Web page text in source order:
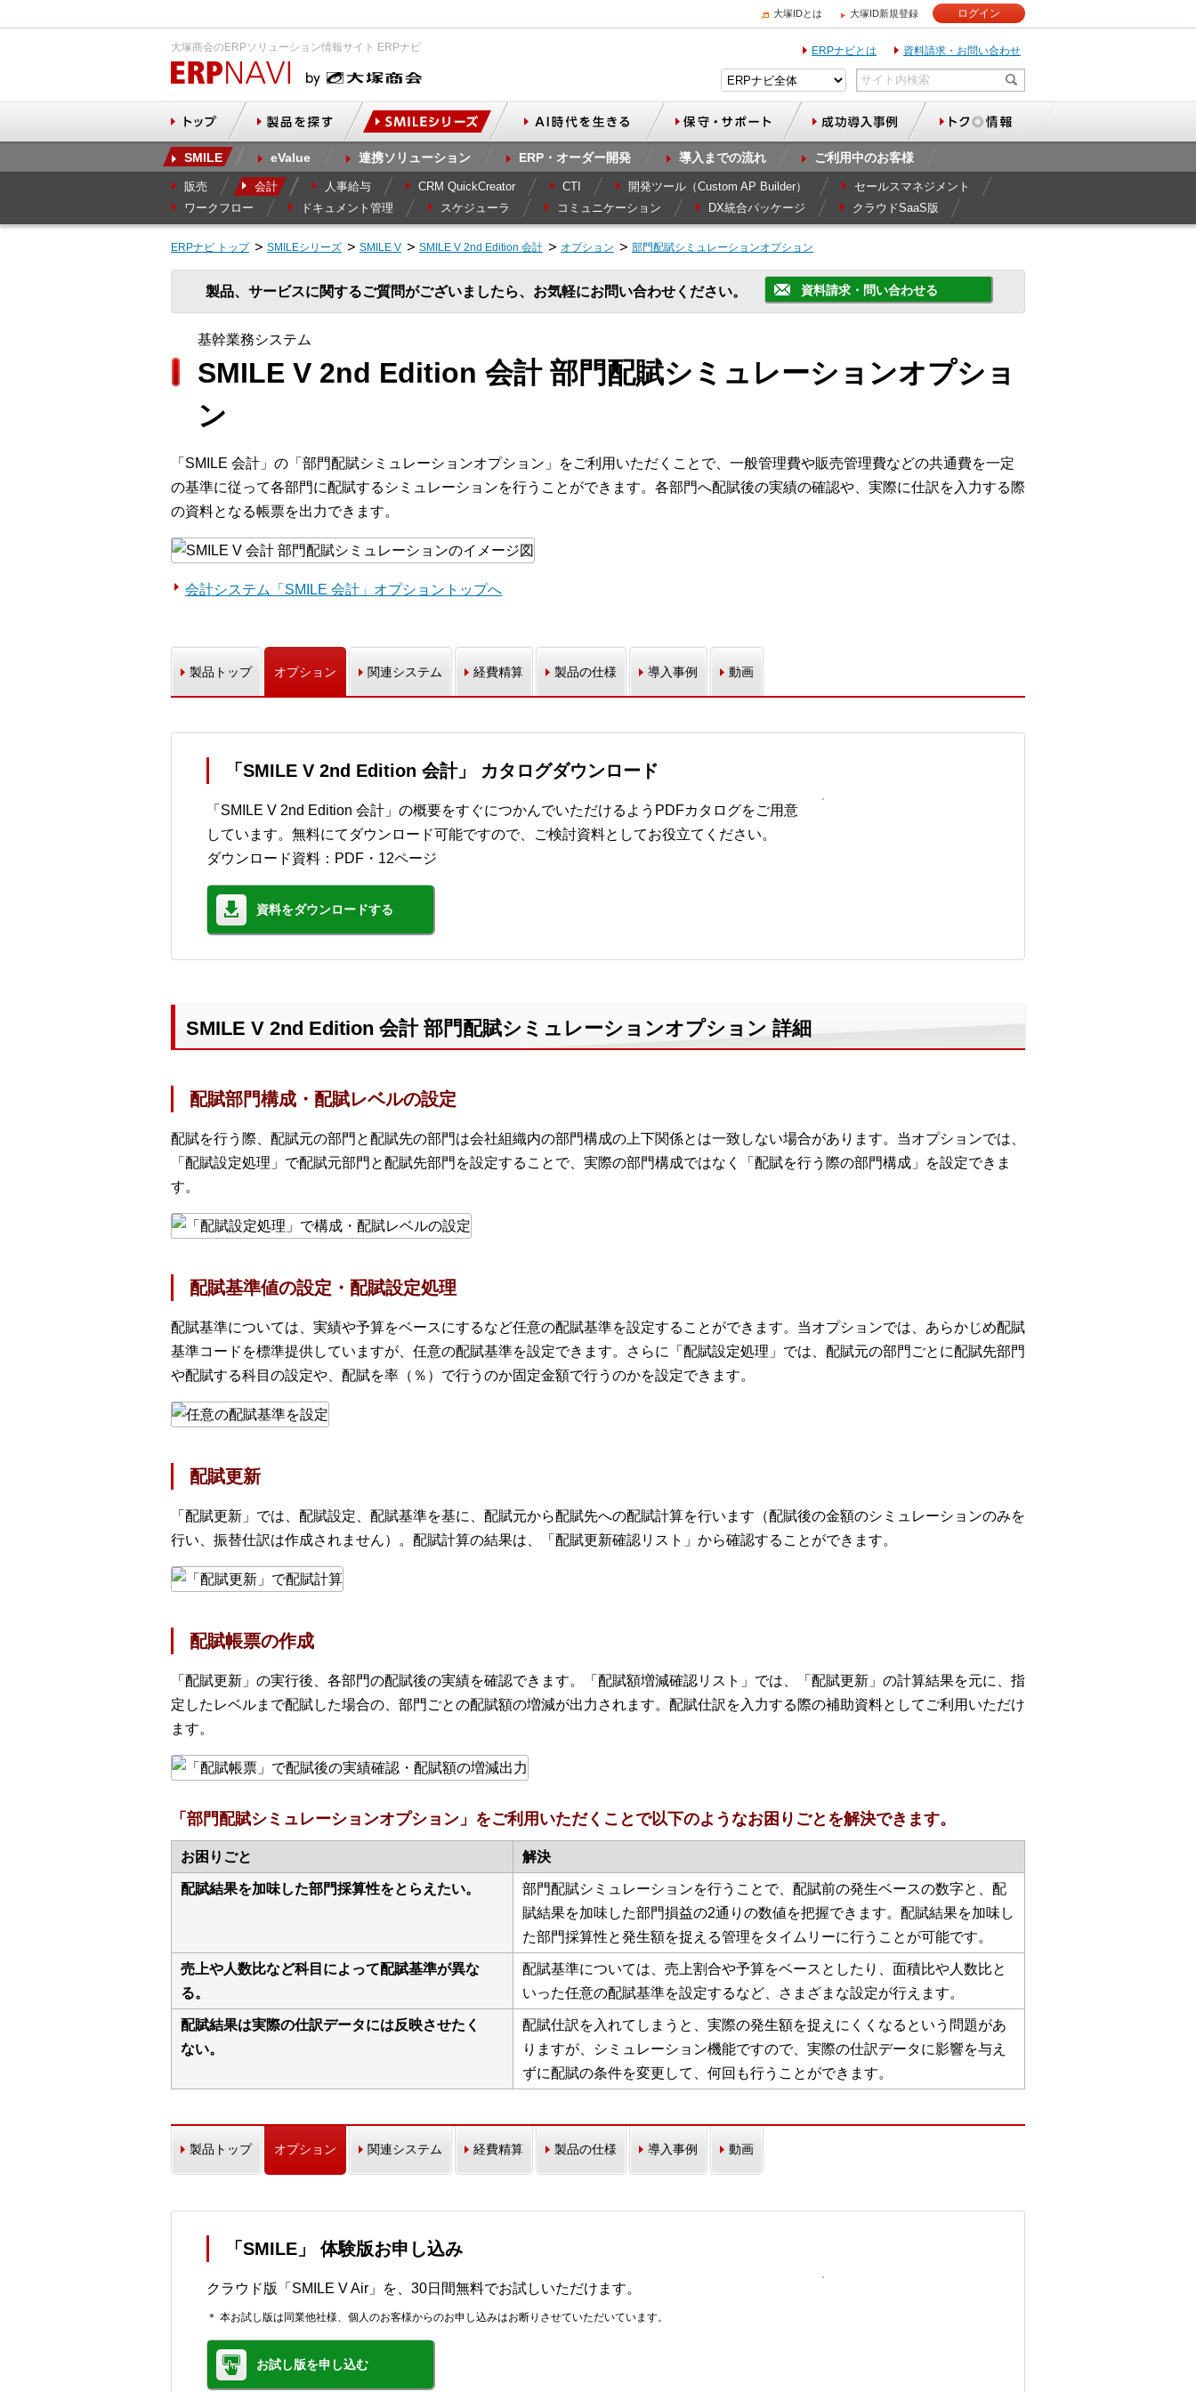
大塚IDとは 大塚ID新規登録 ログイン
大塚商会のERPソリューション情報サイト ERPナビ ERPナビとは 資料請求・お問い合わせ
SMILE eValue 連携ソリューション ERP・オーダー開発 導入までの流れ ご利用中のお客様
販売 会計 人事給与 CRM QuickCreator CTI 開発ツール（Custom AP Builder）
セールスマネジメント
ワークフロー
ドキュメント管理 スケジューラ コミュニケーション DX統合パッケージ クラウドSaaS版
ERPナビ トップ SMILEシリーズ SMILE V SMILE V 2nd Edition 会計 オプション 部門配賦シミュレーションオプション
製品、サービスに関するご質問がございましたら、お気軽にお問い合わせください。 資料請求・問い合わせる
基幹業務システム
SMILE V 2nd Edition 会計 部門配賦シミュレーションオプショ
ン
「SMILE 会計」の「部門配賦シミュレーションオプション」をご利用いただくことで、一般管理費や販売管理費などの共通費を一定
の基準に従って各部門に配賦するシミュレーションを行うことができます。各部門へ配賦後の実績の確認や、実際に仕訳を入力する際
の資料となる帳票を出力できます。
会計システム「SMILE 会計」オプショントップへ
製品トップ オプション 関連システム 経費精算 製品の仕様 導入事例 動画
「SMILE V 2nd Edition 会計」 カタログダウンロード
「SMILE V 2nd Edition 会計」の概要をすぐにつかんでいただけるようPDFカタログをご用意
しています。無料にてダウンロード可能ですので、ご検討資料としてお役立てください。
ダウンロード資料：PDF・12ページ
資料をダウンロードする
SMILE V 2nd Edition 会計 部門配賦シミュレーションオプション 詳細
配賦部門構成・配賦レベルの設定
配賦を行う際、配賦元の部門と配賦先の部門は会社組織内の部門構成の上下関係とは一致しない場合があります。当オプションでは、
「配賦設定処理」で配賦元部門と配賦先部門を設定することで、実際の部門構成ではなく「配賦を行う際の部門構成」を設定できま
す。
配賦基準値の設定・配賦設定処理
配賦基準については、実績や予算をベースにするなど任意の配賦基準を設定することができます。当オプションでは、あらかじめ配賦
基準コードを標準提供していますが、任意の配賦基準を設定できます。さらに「配賦設定処理」では、配賦元の部門ごとに配賦先部門
や配賦する科目の設定や、配賦を率（％）で行うのか固定金額で行うのかを設定できます。
配賦更新
「配賦更新」では、配賦設定、配賦基準を基に、配賦元から配賦先への配賦計算を行います（配賦後の金額のシミュレーションのみを
行い、振替仕訳は作成されません）。配賦計算の結果は、「配賦更新確認リスト」から確認することができます。
配賦帳票の作成
「配賦更新」の実行後、各部門の配賦後の実績を確認できます。「配賦額増減確認リスト」では、「配賦更新」の計算結果を元に、指
定したレベルまで配賦した場合の、部門ごとの配賦額の増減が出力されます。配賦仕訳を入力する際の補助資料としてご利用いただけ
ます。
「部門配賦シミュレーションオプション」をご利用いただくことで以下のようなお困りごとを解決できます。
お困りごと 解決
配賦結果を加味した部門採算性をとらえたい。
部門配賦シミュレーションを行うことで、配賦前の発生ベースの数字と、配
賦結果を加味した部門損益の2通りの数値を把握できます。配賦結果を加味し
た部門採算性と発生額を捉える管理をタイムリーに行うことが可能です。
売上や人数比など科目によって配賦基準が異な
る。
配賦基準については、売上割合や予算をベースとしたり、面積比や人数比と
いった任意の配賦基準を設定するなど、さまざまな設定が行えます。
配賦結果は実際の仕訳データには反映させたく
ない。
配賦仕訳を入れてしまうと、実際の発生額を捉えにくくなるという問題があ
りますが、シミュレーション機能ですので、実際の仕訳データに影響を与え
ずに配賦の条件を変更して、何回も行うことができます。
製品トップ オプション 関連システム 経費精算 製品の仕様 導入事例 動画
「SMILE」 体験版お申し込み
クラウド版「SMILE V Air」を、30日間無料でお試しいただけます。
＊ 本お試し版は同業他社様、個人のお客様からのお申し込みはお断りさせていただいています。
お試し版を申し込む